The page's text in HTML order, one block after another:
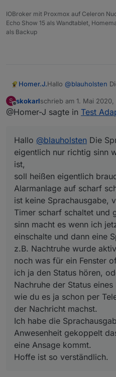
IOBroker mit Proxmox auf Celeron
Echo Show 15 als Wandtablet,
als Backup
Homer.J.Hallo @blauholsten
soll heißen eigentlich
Alarmanlage auf
macht es wenn ich
und dann eine
hören, oder es
eines Fensters bei
per Telegram oder
machst.
Ich habe die
Anwesenheit
eine Ansage kommt.
Hoffe ist so
S
Offline
skokarlschrieb am 1. Mai 2020,
zuletzt editiert von
@Homer-J sagte in Test
Hallo @blauholsten Die
eigentlich nur richtig sinn
ist,
soll heißen eigentlich
Alarmanlage auf scharf
ist keine Sprachausgabe,
Timer scharf schaltet und
sinn macht es wenn ich
einschalte und dann eine
z.B. Nachtruhe wurde
noch was für ein Fenster
ich ja den Status hören,
Nachruhe der Status
wie du es ja schon per
der Nachricht machst.
Ich habe die
Anwesenheit gekoppelt
eine Ansage kommt.
Hoffe ist so verständlich.